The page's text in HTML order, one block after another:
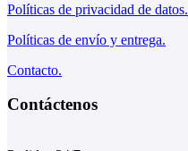
Políticas de privacidad de datos.
Políticas de envío y entrega.
Contacto.
Contáctenos